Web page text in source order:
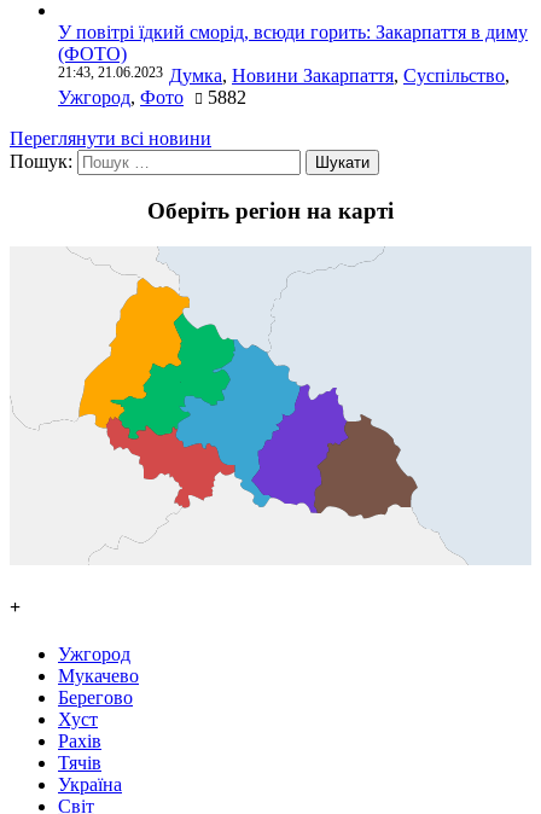
У повітрі їдкий сморід, всюди горить: Закарпаття в диму
(ФОТО)
21:43, 21.06.2023 Думка, Новини Закарпаття, Суспільство,
Ужгород, Фото
5882
Переглянути всі новини
Пошук:
Оберіть регіон на карті
+
Ужгород
Мукачево
Берегово
Хуст
Рахів
Тячів
Україна
Світ